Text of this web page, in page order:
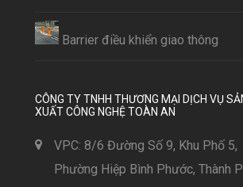
Barrier điều khiển giao thông
CÔNG TY TNHH THƯƠNG MẠI DỊCH VỤ
XUẤT CÔNG NGHỆ TOÀN AN
VPC: 8/6 Đường Số 9, Khu Phố 5,
Phường Hiệp Bình Phước, Thành